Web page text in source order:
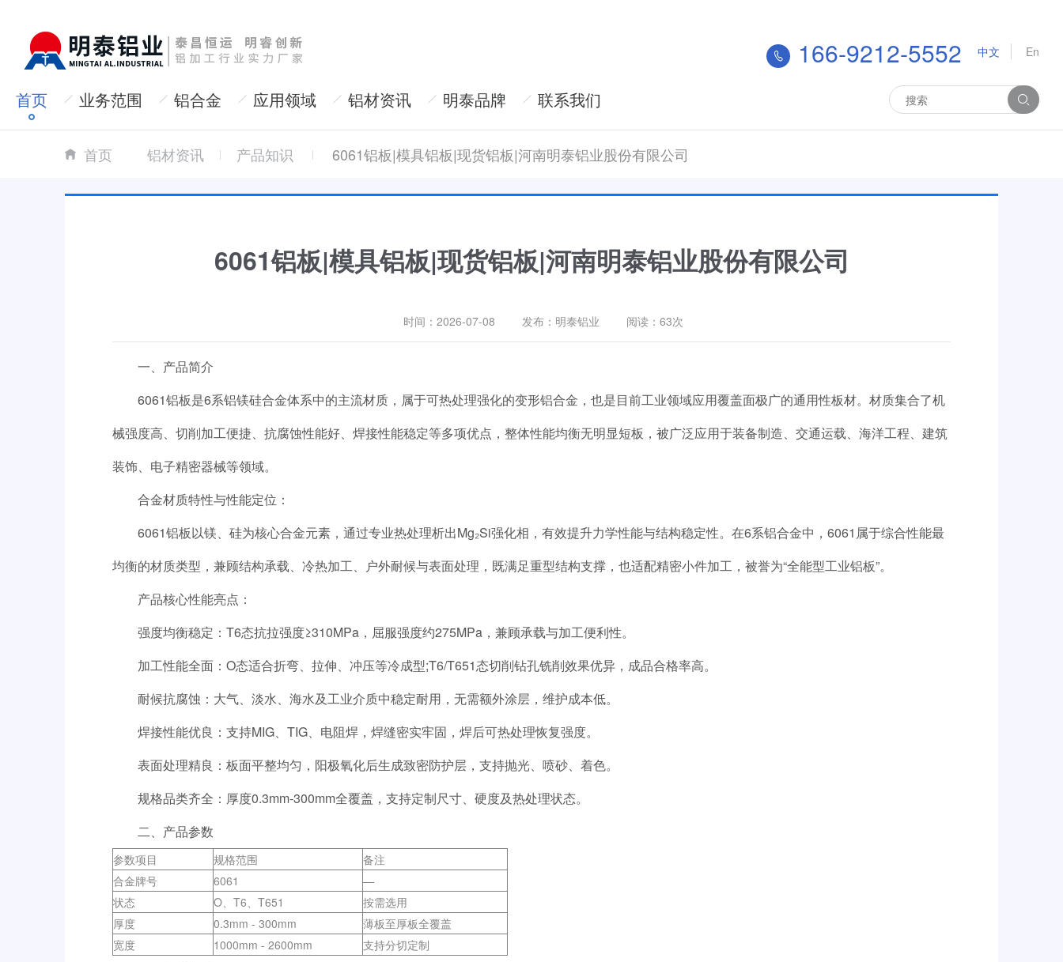
166-9212-5552 中文 En
首页 业务范围 铝合金 应用领域 铝材资讯 明泰品牌 联系我们
首页 铝材资讯 产品知识 6061铝板|模具铝板|现货铝板|河南明泰铝业股份有限公司
6061铝板|模具铝板|现货铝板|河南明泰铝业股份有限公司
时间：2026-07-08 发布：明泰铝业 阅读： 63次
一、产品简介
6061铝板是6系铝镁硅合金体系中的主流材质，属于可热处理强化的变形铝合金，也是目前工业领域应用覆盖面极广的通用性板材。材质集合了机
械强度高、切削加工便捷、抗腐蚀性能好、焊接性能稳定等多项优点，整体性能均衡无明显短板，被广泛应用于装备制造、交通运载、海洋工程、建筑
装饰、电子精密器械等领域。
合金材质特性与性能定位：
6061铝板以镁、硅为核心合金元素，通过专业热处理析出Mg₂Si强化相，有效提升力学性能与结构稳定性。在6系铝合金中，6061属于综合性能最
均衡的材质类型，兼顾结构承载、冷热加工、户外耐候与表面处理，既满足重型结构支撑，也适配精密小件加工，被誉为“全能型工业铝板”。
产品核心性能亮点：
强度均衡稳定：T6态抗拉强度≥310MPa，屈服强度约275MPa，兼顾承载与加工便利性。
加工性能全面：O态适合折弯、拉伸、冲压等冷成型;T6/T651态切削钻孔铣削效果优异，成品合格率高。
耐候抗腐蚀：大气、淡水、海水及工业介质中稳定耐用，无需额外涂层，维护成本低。
焊接性能优良：支持MIG、TIG、电阻焊，焊缝密实牢固，焊后可热处理恢复强度。
表面处理精良：板面平整均匀，阳极氧化后生成致密防护层，支持抛光、喷砂、着色。
规格品类齐全：厚度0.3mm-300mm全覆盖，支持定制尺寸、硬度及热处理状态。
二、产品参数
参数项目 规格范围
备注
合金牌号
6061
—
状态
O、T6、T651
按需选用
厚度
0.3mm - 300mm
薄板至厚板全覆盖
宽度
1000mm - 2600mm 支持分切定制